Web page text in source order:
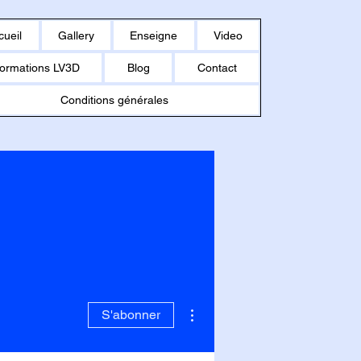
Gallery Enseigne Video
LV3D Blog Contact
Conditions générales
S'abonner